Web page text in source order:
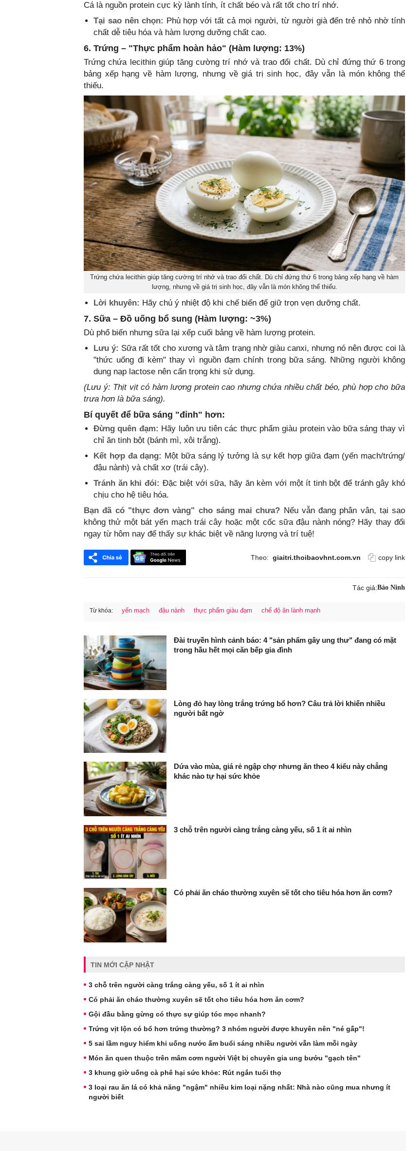
Cá là nguồn protein cực kỳ lành tính, ít chất béo và rất tốt cho trí nhớ.
Tại sao nên chọn: Phù hợp với tất cả mọi người, từ người già đến trẻ nhỏ nhờ tính
chất dễ tiêu hóa và hàm lượng dưỡng chất cao.
6. Trứng – "Thực phẩm hoàn hảo" (Hàm lượng: 13%)
Trứng chứa lecithin giúp tăng cường trí nhớ và trao đổi chất. Dù chỉ đứng thứ 6 trong
bảng xếp hạng về hàm lượng, nhưng về giá trị sinh học, đây vẫn là món không thể
thiếu.
Trứng chứa lecithin giúp tăng cường trí nhớ và trao đổi chất. Dù chỉ đứng thứ 6 trong bảng xếp hạng về hàm
lượng, nhưng về giá trị sinh học, đây vẫn là món không thể thiếu.
Lời khuyên: Hãy chú ý nhiệt độ khi chế biến để giữ trọn vẹn dưỡng chất.
7. Sữa – Đồ uống bổ sung (Hàm lượng: ~3%)
Dù phổ biến nhưng sữa lại xếp cuối bảng về hàm lượng protein.
Lưu ý: Sữa rất tốt cho xương và tâm trạng nhờ giàu canxi, nhưng nó nên được coi là
"thức uống đi kèm" thay vì nguồn đạm chính trong bữa sáng. Những người không
dung nạp lactose nên cẩn trọng khi sử dụng.
(Lưu ý: Thịt vịt có hàm lượng protein cao nhưng chứa nhiều chất béo, phù hợp cho bữa
trưa hơn là bữa sáng).
Bí quyết để bữa sáng "đỉnh" hơn:
Đừng quên đạm: Hãy luôn ưu tiên các thực phẩm giàu protein vào bữa sáng thay vì
chỉ ăn tinh bột (bánh mì, xôi trắng).
Kết hợp đa dạng: Một bữa sáng lý tưởng là sự kết hợp giữa đạm (yến mạch/trứng/
đậu nành) và chất xơ (trái cây).
Tránh ăn khi đói: Đặc biệt với sữa, hãy ăn kèm với một ít tinh bột để tránh gây khó
chịu cho hệ tiêu hóa.
Bạn đã có "thực đơn vàng" cho sáng mai chưa? Nếu vẫn đang phân vân, tại sao
không thử một bát yến mạch trái cây hoặc một cốc sữa đậu nành nóng? Hãy thay đổi
ngay từ hôm nay để thấy sự khác biệt về năng lượng và trí tuệ!
Theo: giaitri.thoibaovhnt.com.vn copy link
Tác giả:Bảo Ninh
Từ khóa: yến mạch đậu nành thực phẩm giàu đạm chế độ ăn lành mạnh
Đài truyền hình cảnh báo: 4 "sản phẩm gây ung thư" đang có mặt
trong hầu hết mọi căn bếp gia đình
Lòng đỏ hay lòng trắng trứng bổ hơn? Câu trả lời khiến nhiều
người bất ngờ
Dứa vào mùa, giá rẻ ngập chợ nhưng ăn theo 4 kiểu này chẳng
khác nào tự hại sức khỏe
3 chỗ trên người càng trắng càng yếu, số 1 ít ai nhìn
Có phải ăn cháo thường xuyên sẽ tốt cho tiêu hóa hơn ăn cơm?
TIN MỚI CẬP NHẬT
3 chỗ trên người càng trắng càng yếu, số 1 ít ai nhìn
Có phải ăn cháo thường xuyên sẽ tốt cho tiêu hóa hơn ăn cơm?
Gội đầu bằng gừng có thực sự giúp tóc mọc nhanh?
Trứng vịt lộn có bổ hơn trứng thường? 3 nhóm người được khuyên nên "né gấp"!
5 sai lầm nguy hiểm khi uống nước ấm buổi sáng nhiều người vẫn làm mỗi ngày
Món ăn quen thuộc trên mâm cơm người Việt bị chuyên gia ung bướu "gạch tên"
3 khung giờ uống cà phê hại sức khỏe: Rút ngắn tuổi thọ
3 loại rau ăn lá có khả năng "ngậm" nhiều kim loại nặng nhất: Nhà nào cũng mua nhưng ít
người biết